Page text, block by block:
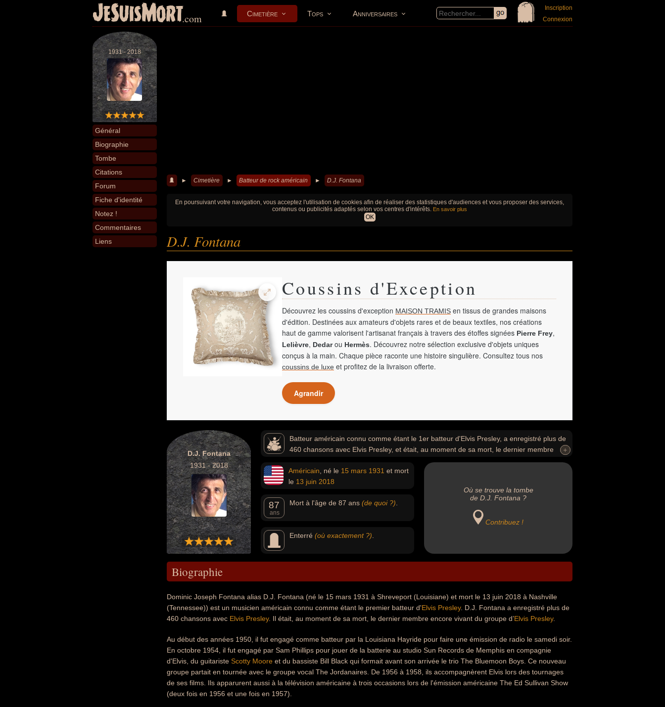
JeSuisMort.com Cimetière Tops Anniversaires
Inscription
Connexion
1931 - 2018
Général
Biographie
Tombe
Citations
Forum
Fiche d'identité
Notez !
Commentaires
Liens
► Cimetière ► Batteur de rock américain ► D.J. Fontana
En poursuivant votre navigation, vous acceptez l'utilisation de cookies afin de réaliser des statistiques d'audiences et vous proposer des services,
contenus ou publicités adaptés selon vos centres d'intérêts. En savoir plus
OK
D.J. Fontana
Coussins d'Exception
Découvrez les coussins d'exception MAISON TRAMIS en tissus de grandes maisons
d'édition. Destinées aux amateurs d'objets rares et de beaux textiles, nos créations
haut de gamme valorisent l'artisanat français à travers des étoffes signées Pierre Frey,
Lelièvre, Dedarou Hermès. Découvrez notre sélection exclusive d'objets uniques
conçus à la main. Chaque pièce raconte une histoire singulière. Consultez tous nos
coussins de luxe et profitez de la livraison offerte.
Agrandir
D.J. Fontana
1931 - 2018
Batteur américain connu comme étant le 1er batteur d'Elvis Presley, a enregistré plus de
460 chansons avec Elvis Presley, et était, au moment de sa mort, le dernier membre
+
+
Américain , né le 15 mars 1931 et mort
le 13 juin 2018
87
ans
Mort à l'âge de 87 ans (de quoi ?)
Enterré (où exactement ?)
Où se trouve la tombe
de D.J. Fontana ?
Contribuez !
Biographie
Dominic Joseph Fontana alias D.J. Fontana (né le 15 mars 1931 à Shreveport (Louisiane) et mort le 13 juin 2018 à Nashville
(Tennessee)) est un musicien américain connu comme étant le premier batteur d'Elvis Presley. D.J. Fontana a enregistré plus de
460 chansons avec Elvis Presley. Il était, au moment de sa mort, le dernier membre encore vivant du groupe d’Elvis Presley.
Au début des années 1950, il fut engagé comme batteur par la Louisiana Hayride pour faire une émission de radio le samedi soir.
En octobre 1954, il fut engagé par Sam Phillips pour jouer de la batterie au studio Sun Records de Memphis en compagnie
d'Elvis, du guitariste Scotty Moore et du bassiste Bill Black qui formait avant son arrivée le trio The Bluemoon Boys. Ce nouveau
groupe partait en tournée avec le groupe vocal The Jordanaires. De 1956 à 1958, ils accompagnèrent Elvis lors des tournages
de ses films. Ils apparurent aussi à la télévision américaine à trois occasions lors de l'émission américaine The Ed Sullivan Show
(deux fois en 1956 et une fois en 1957).